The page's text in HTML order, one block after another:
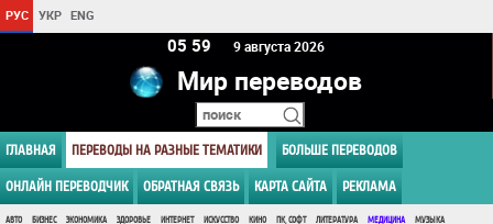
РУС УКР ENG
05:59 9 августа 2026
Мир переводов
ГЛАВНАЯ ПЕРЕВОДЫ НА РАЗНЫЕ ТЕМАТИКИ БОЛЬШЕ ПЕРЕВОДОВ
ОНЛАЙН ПЕРЕВОДЧИК ОБРАТНАЯ СВЯЗЬ КАРТА САЙТА РЕКЛАМА
АВТО БИЗНЕС ЭКОНОМИКА ЗДОРОВЬЕ ИНТЕРНЕТ ИСКУССТВО КИНО ПК, СОФТ ЛИТЕРАТУРА МЕДИЦИНА МУЗЫКА